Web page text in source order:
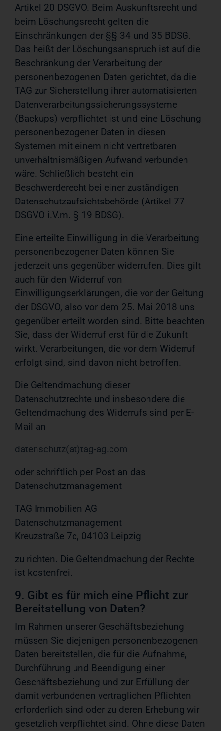
Artikel 20 DSGVO. Beim Auskunftsrecht und
beim Löschungsrecht gelten die
Einschränkungen der §§ 34 und 35 BDSG.
Das heißt der Löschungsanspruch ist auf die
Beschränkung der Verarbeitung der
personenbezogenen Daten gerichtet, da die
TAG zur Sicherstellung ihrer automatisierten
Datenverarbeitungssicherungssysteme
(Backups) verpflichtet ist und eine Löschung
personenbezogener Daten in diesen
Systemen mit einem nicht vertretbaren
unverhältnismäßigen Aufwand verbunden
wäre. Schließlich besteht ein
Beschwerderecht bei einer zuständigen
Datenschutzaufsichtsbehörde (Artikel 77
DSGVO i.V.m. § 19 BDSG).
Eine erteilte Einwilligung in die Verarbeitung
personenbezogener Daten können Sie
jederzeit uns gegenüber widerrufen. Dies gilt
auch für den Widerruf von
Einwilligungserklärungen, die vor der Geltung
der DSGVO, also vor dem 25. Mai 2018 uns
gegenüber erteilt worden sind. Bitte beachten
Sie, dass der Widerruf erst für die Zukunft
wirkt. Verarbeitungen, die vor dem Widerruf
erfolgt sind, sind davon nicht betroffen.
Die Geltendmachung dieser
Datenschutzrechte und insbesondere die
Geltendmachung des Widerrufs sind per E-
Mail an
datenschutz(at)tag-ag.com
oder schriftlich per Post an das
Datenschutzmanagement
TAG Immobilien AG
Datenschutzmanagement
Kreuzstraße 7c, 04103 Leipzig
zu richten. Die Geltendmachung der Rechte
ist kostenfrei.
9. Gibt es für mich eine Pflicht zur
Bereitstellung von Daten?
Im Rahmen unserer Geschäftsbeziehung
müssen Sie diejenigen personenbezogenen
Daten bereitstellen, die für die Aufnahme,
Durchführung und Beendigung einer
Geschäftsbeziehung und zur Erfüllung der
damit verbundenen vertraglichen Pflichten
erforderlich sind oder zu deren Erhebung wir
gesetzlich verpflichtet sind. Ohne diese Daten